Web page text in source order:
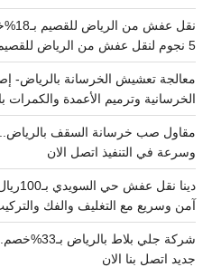
نقل
5 نجوم لنقل عفش من الرياض للقصيم
معالجة تعشيش الخرسانة بالرياض-
الخرسانية وترميم الأعمدة والكمرات
وسرعة في التنفيذ اتصل الان
دينا
آمن وسريع مع التغليف والفك
شركة جلي بلاط
جديد اتصل بنا الان